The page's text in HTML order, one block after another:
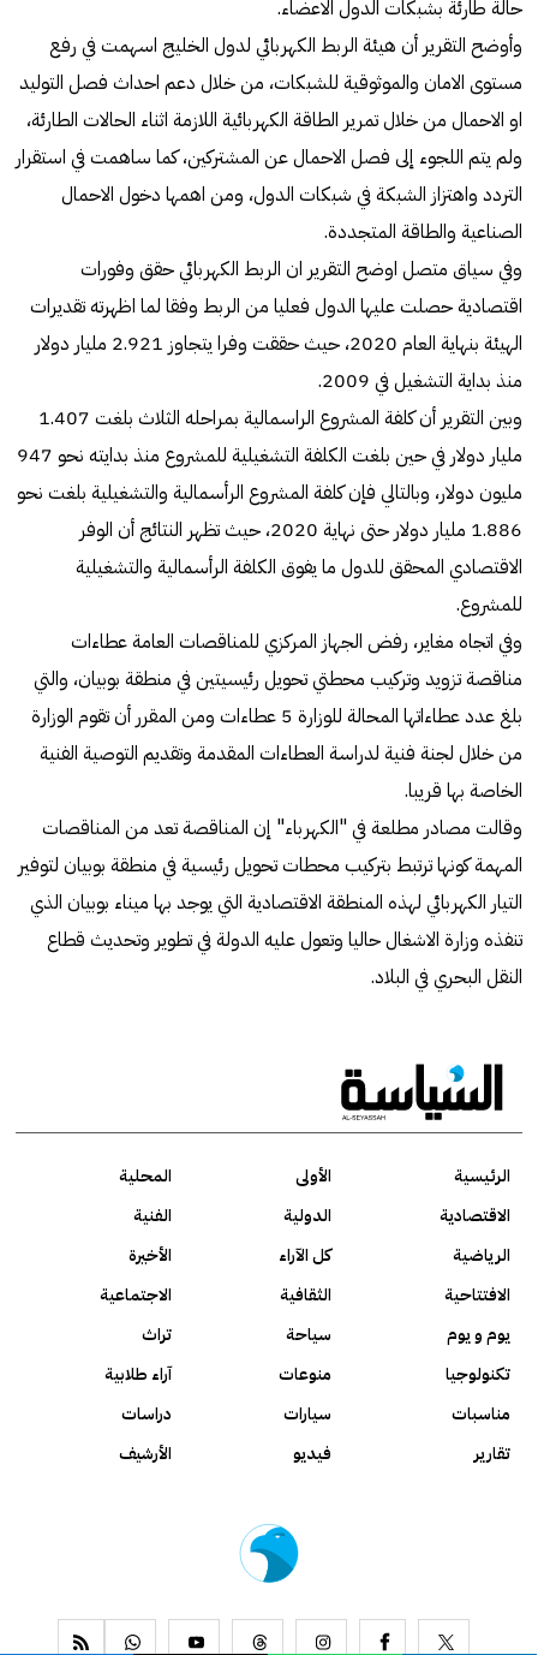
حالة طارئة بشبكات الدول الاعضاء.
وأوضح التقرير أن هيئة الربط الكهربائي لدول الخليج اسهمت في رفع
مستوى الامان والموثوقية للشبكات، من خلال دعم احداث فصل التوليد
او الاحمال من خلال تمرير الطاقة الكهربائية اللازمة اثناء الحالات الطارئة،
ولم يتم اللجوء إلى فصل الاحمال عن المشتركين، كما ساهمت في استقرار
التردد واهتزاز الشبكة في شبكات الدول، ومن اهمها دخول الاحمال
الصناعية والطاقة المتجددة.
وفي سياق متصل اوضح التقرير ان الربط الكهربائي حقق وفورات
اقتصادية حصلت عليها الدول فعليا من الربط وفقا لما اظهرته تقديرات
الهيئة بنهاية العام 2020، حيث حققت وفرا يتجاوز 2.921 مليار دولار
منذ بداية التشغيل في 2009.
وبين التقرير أن كلفة المشروع الراسمالية بمراحله الثلاث بلغت 1.407
مليار دولار في حين بلغت الكلفة التشغيلية للمشروع منذ بدايته نحو 947
مليون دولار، وبالتالي فإن كلفة المشروع الرأسمالية والتشغيلية بلغت نحو
1.886 مليار دولار حتى نهاية 2020، حيث تظهر النتائج أن الوفر
الاقتصادي المحقق للدول ما يفوق الكلفة الرأسمالية والتشغيلية
للمشروع.
وفي اتجاه مغاير، رفض الجهاز المركزي للمناقصات العامة عطاءات
مناقصة تزويد وتركيب محطتي تحويل رئيسيتين في منطقة بوبيان، والتي
بلغ عدد عطاءاتها المحالة للوزارة 5 عطاءات ومن المقرر أن تقوم الوزارة
من خلال لجنة فنية لدراسة العطاءات المقدمة وتقديم التوصية الفنية
الخاصة بها قريبا.
وقالت مصادر مطلعة في "الكهرباء" إن المناقصة تعد من المناقصات
المهمة كونها ترتبط بتركيب محطات تحويل رئيسية في منطقة بوبيان لتوفير
التيار الكهربائي لهذه المنطقة الاقتصادية التي يوجد بها ميناء بوبيان الذي
تنفذه وزارة الاشغال حاليا وتعول عليه الدولة في تطوير وتحديث قطاع
النقل البحري في البلاد.
الرئيسية الأولى
المحلية
الاقتصادية
الدولية
الفنية
الرياضية
كل الآراء
الأخيرة
الافتتاحية
الثقافية
الاجتماعية
يوم و يوم
سياحة
تراث
تكنولوجيا
منوعات
آراء طلابية
مناسبات
سيارات
دراسات
تقارير
فيديو الأرشيف